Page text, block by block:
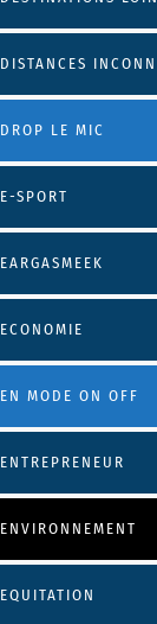
DISTANCES
DROP LE MIC
E-SPORT
EARGASMEEK
ECONOMIE
EN MODE ON OFF
ENTREPRENEUR
ENVIRONNEMENT
EQUITATION